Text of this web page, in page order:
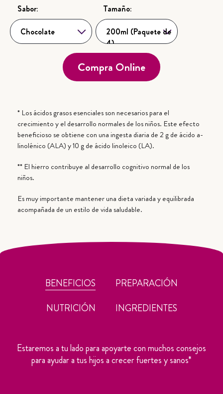
Sabor:
Chocolate
Selecciona...
Tamaño:
200ml (Paquete de
4)
Selecciona...
Compra Online
* Los ácidos grasos esenciales son necesarios para el
crecimiento y el desarrollo normales de los niños. Este efecto
beneficioso se obtiene con una ingesta diaria de 2 g de ácido a-
linolénico (ALA) y 10 g de ácido linoleico (LA).
** El hierro contribuye al desarrollo cognitivo normal de los
niños.
Es muy importante mantener una dieta variada y equilibrada
acompañada de un estilo de vida saludable.
BENEFICIOS
PREPARACIÓN
NUTRICIÓN
INGREDIENTES
Estaremos a tu lado para apoyarte con muchos consejos
para ayudar a tus hijos a crecer fuertes y sanos*